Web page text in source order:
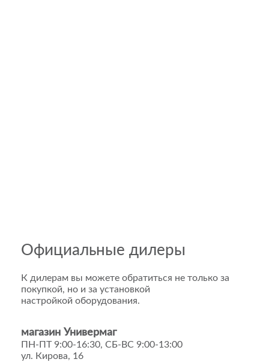
Официальные дилеры
К дилерам вы можете обратиться не только за
покупкой, но и за установкой
настройкой оборудования.
магазин Универмаг
ПН-ПТ 9:00-16:30, СБ-ВС 9:00-13:00
ул. Кирова, 16